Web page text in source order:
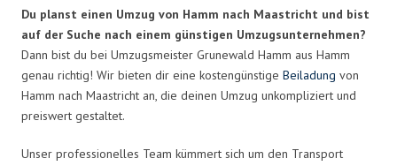
Du planst einen Umzug von Hamm nach Maastricht und bist
auf der Suche nach einem günstigen Umzugsunternehmen?
Dann bist du bei Umzugsmeister Grunewald Hamm aus Hamm
genau richtig! Wir bieten dir eine kostengünstige Beiladung von
Hamm nach Maastricht an, die deinen Umzug unkompliziert und
preiswert gestaltet.
Unser professionelles Team kümmert sich um den Transport